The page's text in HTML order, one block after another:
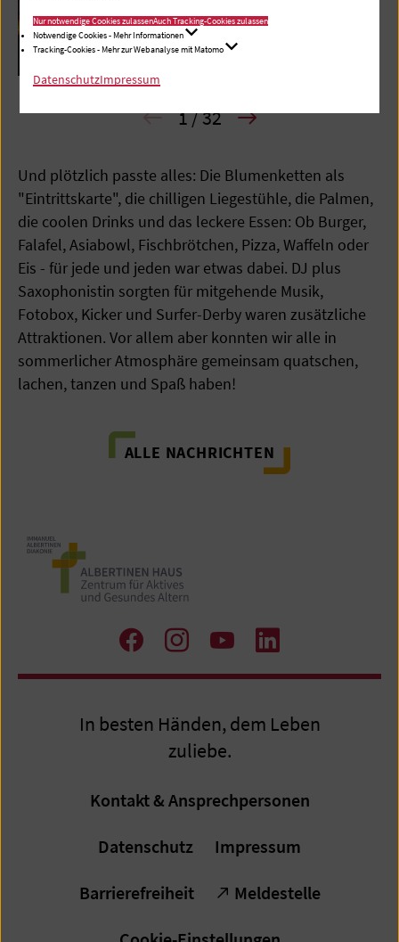
1 / 32
Und plötzlich passte alles: Die Blumenketten als
"Eintrittskarte", die chilligen Liegestühle, die Palmen,
die coolen Drinks und das leckere Essen: Ob Burger,
Falafel, Asiabowl, Fischbrötchen, Pizza, Waffeln oder
Eis - für jede und jeden war etwas dabei. DJ plus
Saxophonistin sorgten für mitgehende Musik,
Fotobox, Kicker und Surfer-Derby waren zusätzliche
Attraktionen. Vor allem aber konnten wir alle in
sommerlicher Atmosphäre gemeinsam quatschen,
lachen, tanzen und Spaß haben!
ALLE NACHRICHTEN
Zu
Facebook
Zu
Instagram
Zum
Youtube-
Zum
LinkedIn
In besten Händen, dem Leben
zuliebe.
Kontakt & Ansprechpersonen
Datenschutz Impressum
Barrierefreiheit Meldestelle
Nur notwendige Cookies zulassenAuch Tracking-Cookies zulassen
Notwendige Cookies - Mehr Informationen
Tracking-Cookies - Mehr zur Webanalyse mit Matomo
DatenschutzImpressum